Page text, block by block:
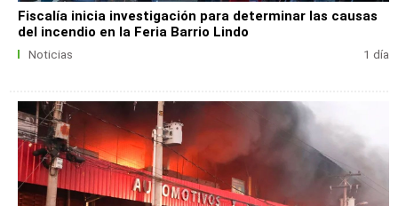
Fiscalía inicia investigación para determinar las causas
del incendio en la Feria Barrio Lindo
Noticias 1 día